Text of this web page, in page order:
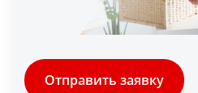
Отправить заявку